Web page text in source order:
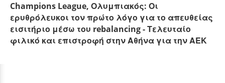
Champions League, Ολυμπιακός: Οι
ερυθρόλευκοι τον πρώτο λόγο για το απευθείας
εισιτήριο μέσω του rebalancing - Τελευταίο
φιλικό και επιστροφή στην Αθήνα για την ΑΕΚ